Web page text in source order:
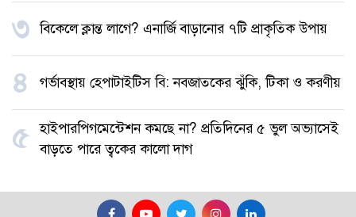
৩ বিকেলে ক্লান্ত লাগে? এনার্জি বাড়ানোর ৭টি প্রাকৃতিক উপায়
৪ গর্ভাবস্থায় হেপাটাইটিস বি: নবজাতকের ঝুঁকি, টিকা ও করণীয়
৫ হাইপারপিগমেন্টেশন কমছে না? প্রতিদিনের ৫ ভুল অভ্যাসেই
বাড়তে পারে ত্বকের কালো দাগ